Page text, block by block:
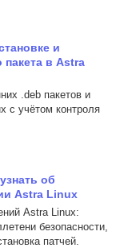
и
пакета в Astra
.deb пакетов и
с учётом контроля
об
Astra Linux
Astra Linux:
безопасности,
патчей.